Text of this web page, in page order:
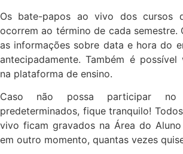
Os bate-papos ao vivo dos cursos
ocorrem ao término de cada semestre.
as informações sobre data e hora do
antecipadamente. Também é
na plataforma de ensino.
Caso não possa participar
predeterminados, fique tranquilo!
vivo ficam gravados na Área do
em outro momento, quantas vezes